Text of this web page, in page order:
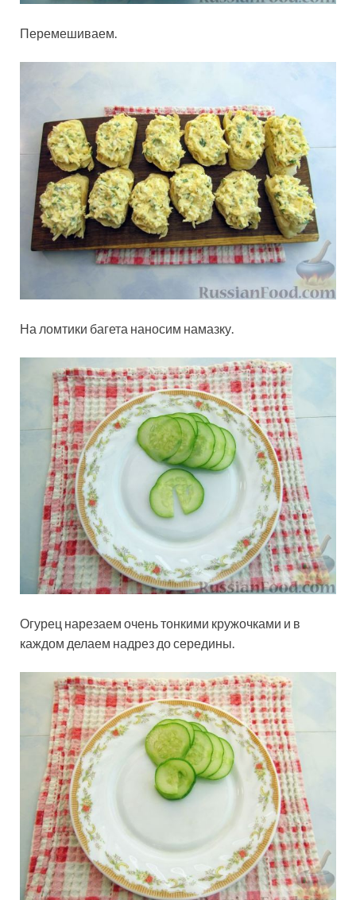
Перемешиваем.
На ломтики багета наносим намазку.
Огурец нарезаем очень тонкими кружочками и в
каждом делаем надрез до середины.